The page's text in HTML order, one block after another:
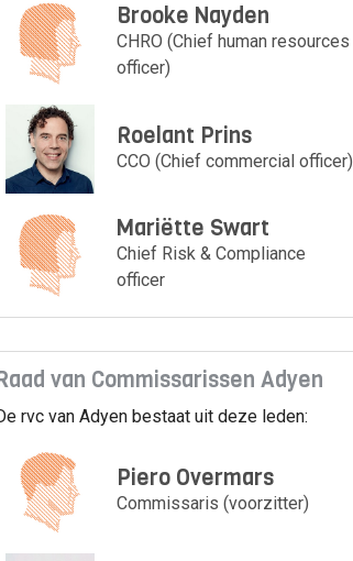
Brooke Nayden
CHRO (Chief human resources
officer)
Roelant Prins
CCO (Chief commercial officer)
Mariëtte Swart
Chief Risk & Compliance
officer
van Commissarissen Adyen
rvc van Adyen bestaat uit deze leden:
Piero Overmars
Commissaris (voorzitter)